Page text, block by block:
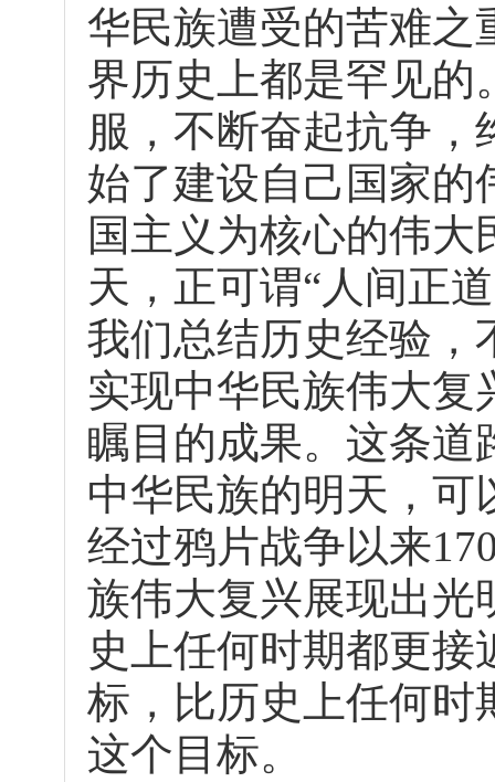
华民族遭受的苦难之
界历史上都是罕见的
服，不断奋起抗争
始了建设自己国家的
国主义为核心的伟
天，正可谓“人间正
我们总结历史经验，
实现中华民族伟大复
瞩目的成果。这条道
中华民族的明天，可
经过鸦片战争以来
族伟大复兴展现出光
史上任何时期都更
标，比历史上任何时
这个目标。